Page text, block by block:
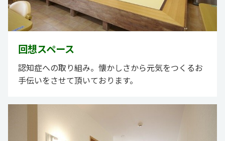
回想スペース
認知症への取り組み。懐かしさから元気をつくるお
手伝いをさせて頂いております。